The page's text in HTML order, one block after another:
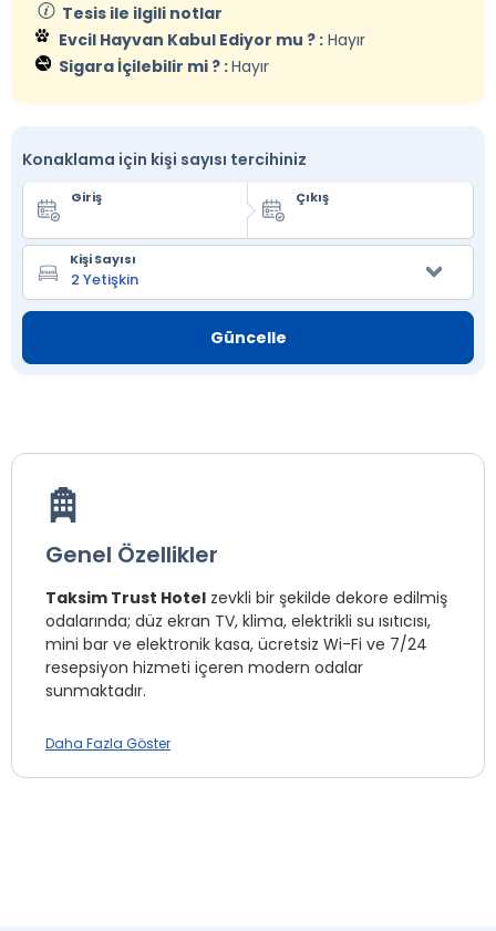
Tesis ile ilgili notlar
Evcil Hayvan Kabul Ediyor mu ? : Hayır
Sigara İçilebilir mi ? :Hayır
Konaklama için kişi sayısı tercihiniz
Giriş Çıkış
Kişi Sayısı
Güncelle
Genel Özellikler
Taksim Trust Hotel zevkli bir şekilde dekore edilmiş
odalarında; düz ekran TV, klima, elektrikli su ısıtıcısı,
mini bar ve elektronik kasa, ücretsiz Wi-Fi ve 7/24
resepsiyon hizmeti içeren modern odalar
sunmaktadır.
Taksim Trust Hotel
Daha Fazla Göster